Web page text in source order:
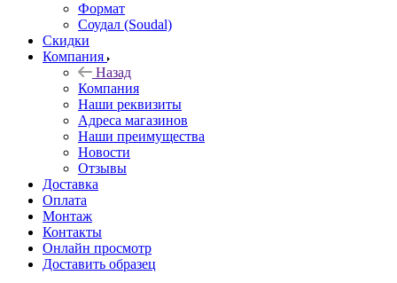
Формат
Соудал (Soudal)
Скидки
Компания
Назад
Компания
Наши реквизиты
Адреса магазинов
Наши преимущества
Новости
Отзывы
Доставка
Оплата
Монтаж
Контакты
Онлайн просмотр
Доставить образец